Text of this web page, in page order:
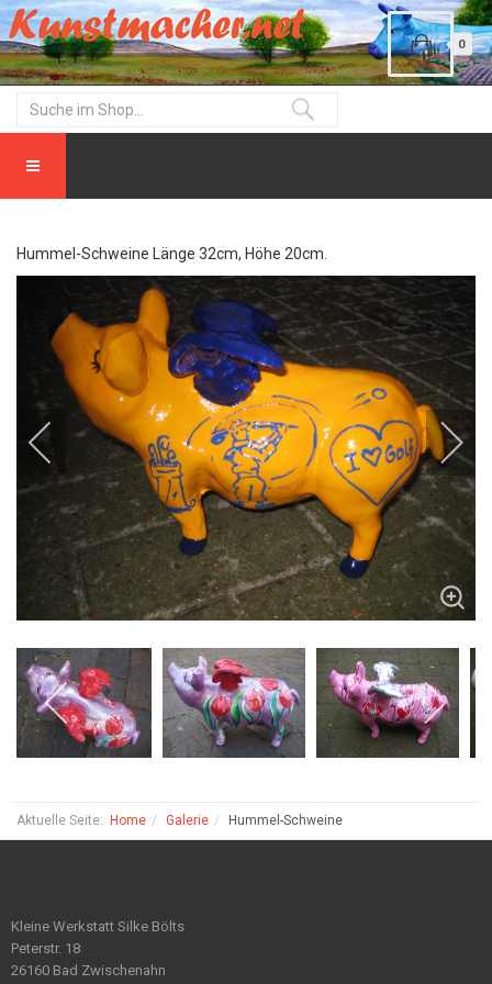
0
Hummel-Schweine Länge 32cm, Höhe 20cm.
Aktuelle Seite: Home Galerie Hummel-Schweine
Kleine Werkstatt Silke Bölts
Peterstr. 18
26160 Bad Zwischenahn